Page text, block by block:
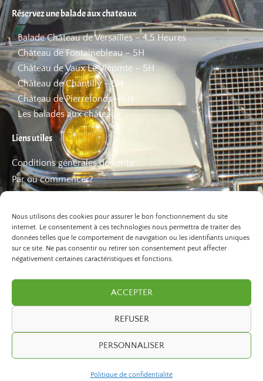
Nous utilisons des cookies pour assurer le bon fonctionnement du site
internet. Le consentement à ces technologies nous permettra de traiter des
données telles que le comportement de navigation ou les identifiants uniques
sur ce site. Ne pas consentir ou retirer son consentement peut affecter
négativement certaines caractéristiques et fonctions.
ACCEPTER
REFUSER
PERSONNALISER
Politique de confidentialité
Réservez une balade aux chateaux
Balade Château de Versailles – 4,5 Heures
Château de Fontainebleau – 5H
Château de Vaux Le Vicomte – 5H
Château de Chantilly – 5H
Château de Pierrefonds – 6H
Les balades aux châteaux
Liens utiles
Conditions générales de vente
Par où commencer?
Les bons plans
©2026 Paris Balade. Tous droits réservé.